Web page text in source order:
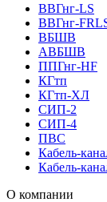
ВВГнг-LS
ВВГнг-
ВБШВ
АВБШВ
ППГнг-HF
КГтп
КГтп-ХЛ
СИП-2
СИП-4
ПВС
Кабель-
Кабель-
О компании